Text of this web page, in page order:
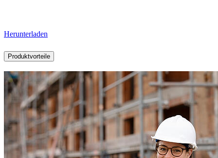
Herunterladen
Produktvorteile